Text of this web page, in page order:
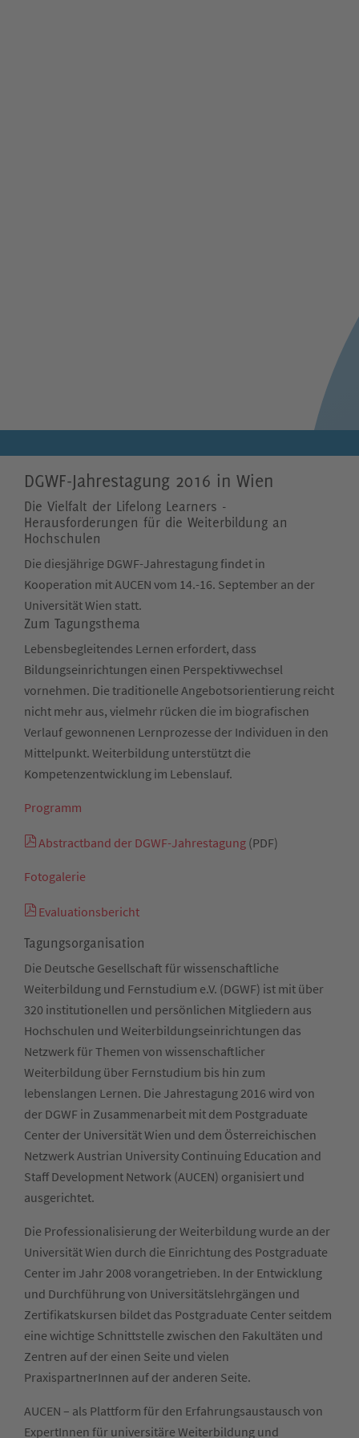
DGWF-Jahrestagung 2016 in Wien
Die Vielfalt der Lifelong Learners -
Herausforderungen für die Weiterbildung an
Hochschulen
Die diesjährige DGWF-Jahrestagung findet in
Kooperation mit AUCEN vom 14.-16. September an der
Universität Wien statt.
Zum Tagungsthema
Lebensbegleitendes Lernen erfordert, dass
Bildungseinrichtungen einen Perspektivwechsel
vornehmen. Die traditionelle Angebotsorientierung reicht
nicht mehr aus, vielmehr rücken die im biografischen
Verlauf gewonnenen Lernprozesse der Individuen in den
Mittelpunkt. Weiterbildung unterstützt die
Kompetenzentwicklung im Lebenslauf.
Programm
Abstractband der DGWF-Jahrestagung (PDF)
Fotogalerie
Evaluationsbericht
Tagungsorganisation
Die Deutsche Gesellschaft für wissenschaftliche
Weiterbildung und Fernstudium e.V. (DGWF) ist mit über
320 institutionellen und persönlichen Mitgliedern aus
Hochschulen und Weiterbildungseinrichtungen das
Netzwerk für Themen von wissenschaftlicher
Weiterbildung über Fernstudium bis hin zum
lebenslangen Lernen. Die Jahrestagung 2016 wird von
der DGWF in Zusammenarbeit mit dem Postgraduate
Center der Universität Wien und dem Österreichischen
Netzwerk Austrian University Continuing Education and
Staff Development Network (AUCEN) organisiert und
ausgerichtet.
Die Professionalisierung der Weiterbildung wurde an der
Universität Wien durch die Einrichtung des Postgraduate
Center im Jahr 2008 vorangetrieben. In der Entwicklung
und Durchführung von Universitätslehrgängen und
Zertifikatskursen bildet das Postgraduate Center seitdem
eine wichtige Schnittstelle zwischen den Fakultäten und
Zentren auf der einen Seite und vielen
PraxispartnerInnen auf der anderen Seite.
AUCEN – als Plattform für den Erfahrungsaustausch von
ExpertInnen für universitäre Weiterbildung und